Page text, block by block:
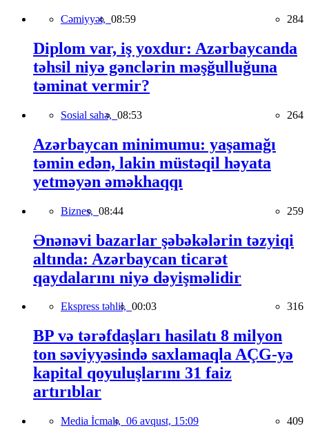
Cəmiyyət, 08:59 284
Diplom var, iş yoxdur: Azərbaycanda
təhsil niyə gənclərin məşğulluğuna
təminat vermir?
Sosial sahə, 08:53 264
Azərbaycan minimumu: yaşamağı
təmin edən, lakin müstəqil həyata
yetməyən əməkhaqqı
Biznes, 08:44 259
Ənənəvi bazarlar şəbəkələrin təzyiqi
altında: Azərbaycan ticarət
qaydalarını niyə dəyişməlidir
Ekspress təhlil, 00:03 316
BP və tərəfdaşları hasilatı 8 milyon
ton səviyyəsində saxlamaqla AÇG-yə
kapital qoyuluşlarını 31 faiz
artırıblar
Media İcmalı, 06 avqust, 15:09 409